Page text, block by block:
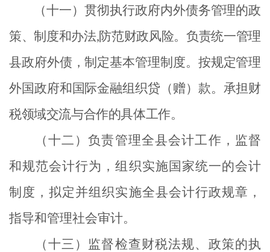
（十一）贯彻执行政府内外债务管理的政
策、制度和办法,防范财政风险。负责统一管理
县政府外债，制定基本管理制度。按规定管理
外国政府和国际金融组织贷（赠）款。承担财
税领域交流与合作的具体工作。
（十二）负责管理全县会计工作，监督
和规范会计行为，组织实施国家统一的会计
制度，拟定并组织实施全县会计行政规章，
指导和管理社会审计。
（十三）监督检查财税法规、政策的执